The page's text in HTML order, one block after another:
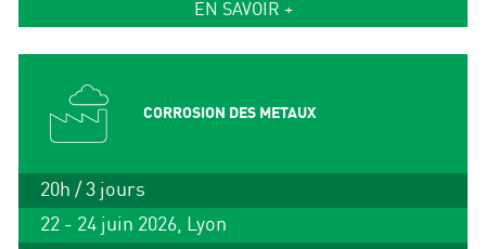
EN SAVOIR +
CORROSION DES METAUX
20h / 3 jours
22 - 24 juin 2026, Lyon